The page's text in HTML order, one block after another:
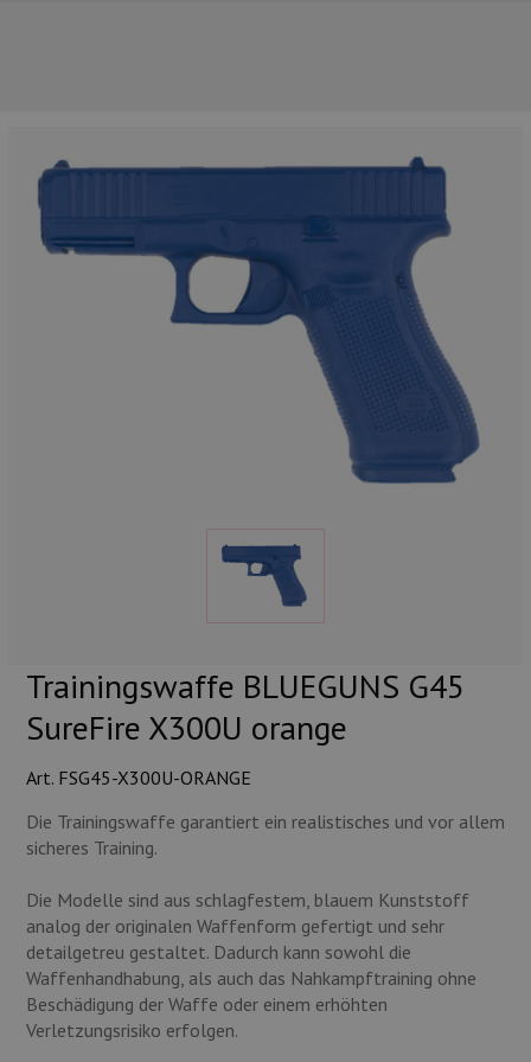
Trainingswaffe BLUEGUNS G45
SureFire X300U orange
Art. FSG45-X300U-ORANGE
Die Trainingswaffe garantiert ein realistisches und vor allem
sicheres Training.
Die Modelle sind aus schlagfestem, blauem Kunststoff
analog der originalen Waffenform gefertigt und sehr
detailgetreu gestaltet. Dadurch kann sowohl die
Waffenhandhabung, als auch das Nahkampftraining ohne
Beschädigung der Waffe oder einem erhöhten
Verletzungsrisiko erfolgen.
UNSERE TOP-MARKEN